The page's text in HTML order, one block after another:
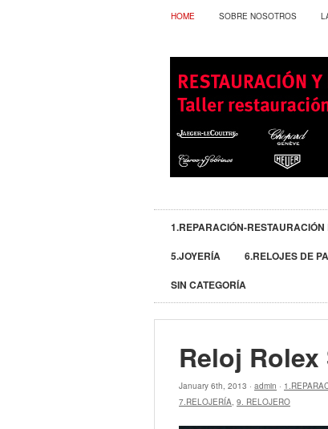
HOME SOBRE NOSOTROS
1.REPARACIÓN-
5.JOYERÍA
6.RELOJES DE
SIN CATEGORÍA
Reloj
January 6th, 2013 · admin ·
7.RELOJERÍA, 9. RELOJERO